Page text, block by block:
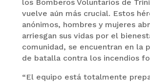
los Bomberos Voluntarios de
vuelve aún más crucial. Estos
anónimos, hombres y mujeres
arriesgan sus vidas por el
comunidad, se encuentran en la
de batalla contra los incendios
“El equipo está totalmente